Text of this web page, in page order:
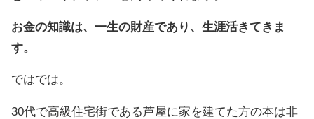
お金の知識は、一生の財産であり、生涯活きてきま
す。
ではでは。
30代で高級住宅街である芦屋に家を建てた方の本は非